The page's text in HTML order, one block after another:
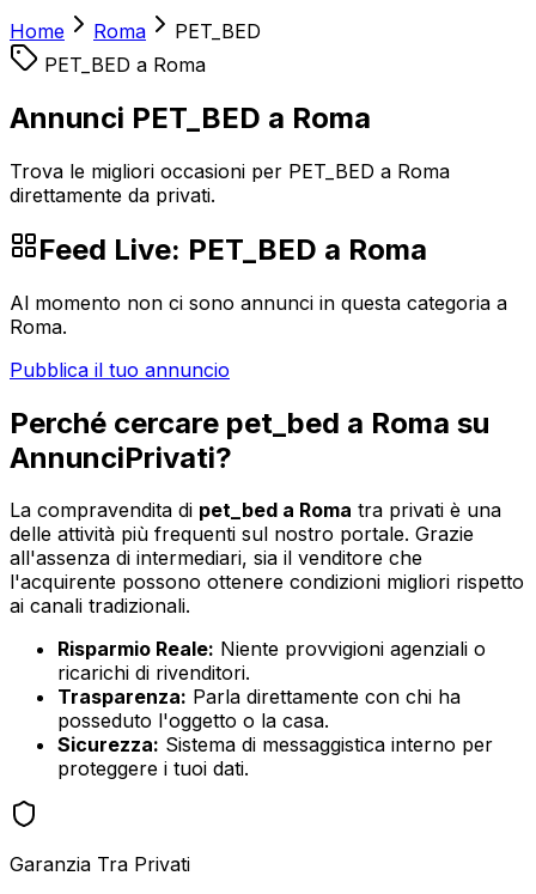
Home Roma
PET_BED
PET_BED a Roma
Annunci PET_BED a Roma
Trova le migliori occasioni per PET_BED a Roma
direttamente da privati.
Feed Live: PET_BED a Roma
Al momento non ci sono annunci in questa categoria a
Roma.
Pubblica il tuo annuncio
Perché cercare pet_bed a Roma su
AnnunciPrivati?
La compravendita di pet_bed a Roma tra privati è una
delle attività più frequenti sul nostro portale. Grazie
all'assenza di intermediari, sia il venditore che
l'acquirente possono ottenere condizioni migliori rispetto
ai canali tradizionali.
Risparmio Reale: Niente provvigioni agenziali o
ricarichi di rivenditori.
Trasparenza: Parla direttamente con chi ha
posseduto l'oggetto o la casa.
Sicurezza: Sistema di messaggistica interno per
proteggere i tuoi dati.
Garanzia Tra Privati